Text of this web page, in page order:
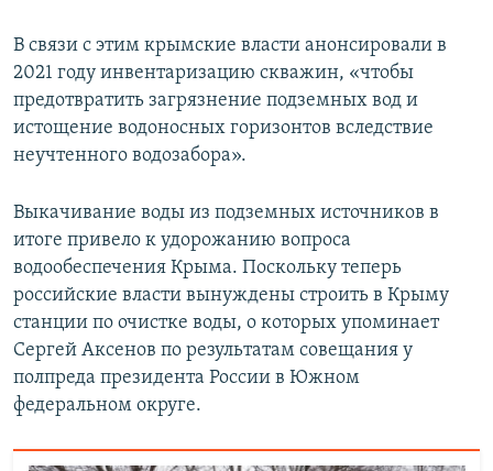
В связи с этим крымские власти анонсировали в
2021 году инвентаризацию скважин, «чтобы
предотвратить загрязнение подземных вод и
истощение водоносных горизонтов вследствие
неучтенного водозабора».
Выкачивание воды из подземных источников в
итоге привело к удорожанию вопроса
водообеспечения Крыма. Поскольку теперь
российские власти вынуждены строить в Крыму
станции по очистке воды, о которых упоминает
Сергей Аксенов по результатам совещания у
полпреда президента России в Южном
федеральном округе.